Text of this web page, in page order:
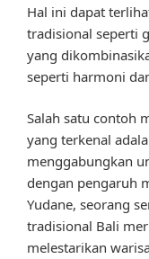
Hal ini dapat
tradisional seperti
yang
seperti harmoni
Salah satu contoh
yang terkenal
menggabungkan
dengan pengaruh
Yudane, seorang
tradisional Bali
melestarikan